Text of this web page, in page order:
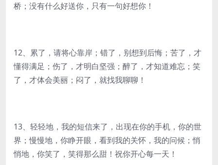
桥；没有什么好送你，只有一句好想你！
12、累了，请将心靠岸；错了，别想到后悔；苦了，才
懂得满足；伤了，才明白坚强；醉了，才知道难忘；笑
了，才体会美丽；闷了，就找我聊聊！
13、轻轻地，我的短信来了，出现在你的手机，你的世
界；慢慢地，你睁开眼，看到我的关怀，我的问候；悄
悄地，你笑了，笑得那么甜！祝你开心每一天！